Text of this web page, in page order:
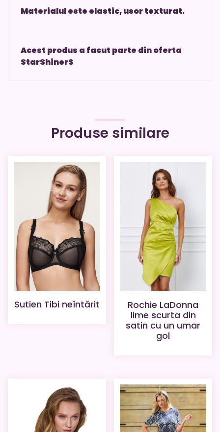
Materialul este elastic, usor texturat.
Acest produs a facut parte din oferta
StarShinerS
Produse similare
Sutien Tibi neîntărit
Rochie LaDonna
lime scurta din
satin cu un umar
gol